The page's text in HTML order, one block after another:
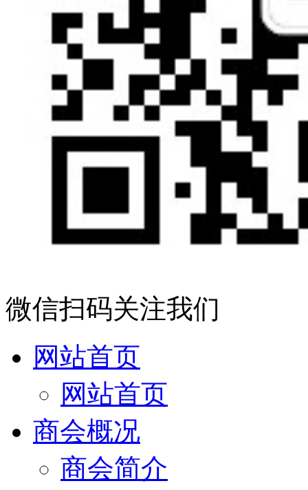
微信扫码关注我们
网站首页
网站首页
商会概况
商会简介